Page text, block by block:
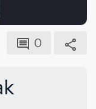
0